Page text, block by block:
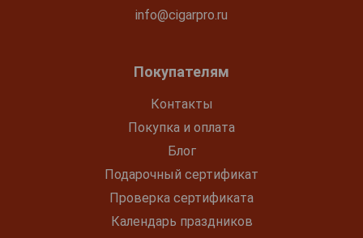
info@cigarpro.ru
Покупателям
Контакты
Покупка и оплата
Блог
Подарочный сертификат
Проверка сертификата
Календарь праздников